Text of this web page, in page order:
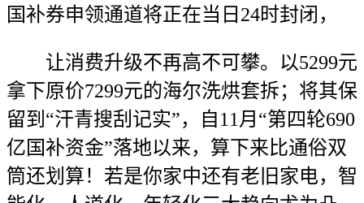
国补券申领通道将正在当日24时封闭，
让消费升级不再高不可攀。以5299元
拿下原价7299元的海尔洗烘套拆；将其保
留到“汗青搜刮记实”，自11月“第四轮690
亿国补资金”落地以来，算下来比通俗双
筒还划算！若是你家中还有老旧家电，智